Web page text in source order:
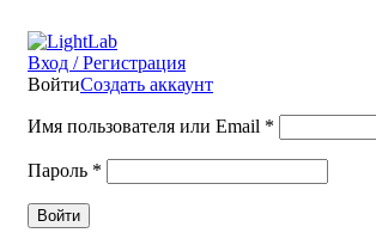
Вход / Регистрация
ВойтиСоздать аккаунт
Имя пользователя или Email *
Пароль *
Войти